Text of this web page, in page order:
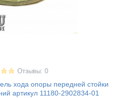
Отзывы: 0
хода опоры передней стойки
артикул 11180-2902834-01